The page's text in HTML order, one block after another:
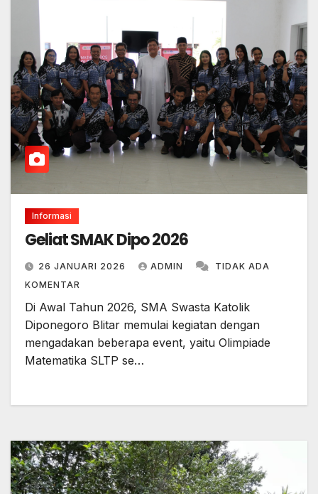
Informasi
Geliat SMAK Dipo 2026
26 JANUARI 2026 ADMIN
TIDAK ADA
KOMENTAR
Di Awal Tahun 2026, SMA Swasta Katolik
Diponegoro Blitar memulai kegiatan dengan
mengadakan beberapa event, yaitu Olimpiade
Matematika SLTP se…